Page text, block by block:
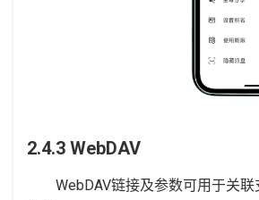
2.4.3 WebDAV
WebDAV链接及参数可用于关联